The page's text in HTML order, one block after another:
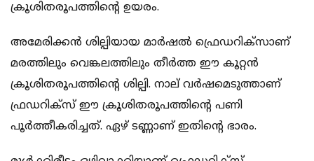
ക്രൂശിതരൂപത്തിന്റെ ഉയരം.
അമേരിക്കന്‍ ശില്പിയായ മാര്‍ഷല്‍ ഫ്രെഡറിക്‌സാണ്
മരത്തിലും വെങ്കലത്തിലും തീര്‍ത്ത ഈ കൂറ്റന്‍
ക്രൂശിതരൂപത്തിന്റെ ശില്പി. നാല് വര്‍ഷമെടുത്താണ്
ഫ്രഡറിക്‌സ് ഈ ക്രൂശിതരൂപത്തിന്റെ പണി
പൂര്‍ത്തീകരിച്ചത്. ഏഴ് ടണ്ണാണ് ഇതിന്റെ ഭാരം.